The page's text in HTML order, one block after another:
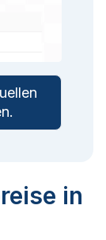
.
in